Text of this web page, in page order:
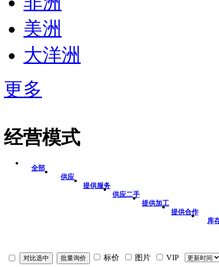
美洲
大洋洲
更多
经营模式
全部
供应
提供服务
供应二手
提供加工
提供合作
库
标价 图片 VIP